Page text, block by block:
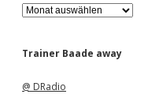
A
r
h
Trainer Baade away
@ DRadio